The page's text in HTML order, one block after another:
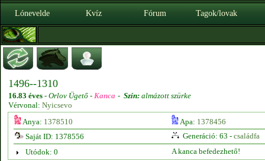
Lónevelde Kvíz Fórum Tagok/lovak
1496--1310
16.83 éves - Orlov Ügető - Kanca - Szín: almázott szürke
Vérvonal: Nyicsevo
Anya: 1378510 Apa: 1378456
Saját ID: 1378556
Generáció: 63 - családfa
Utódok: 0
A kanca befedezhető!